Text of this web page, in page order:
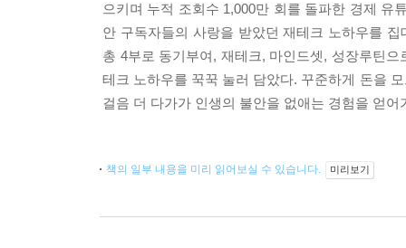
으키며 누적 조회수 1,000만 회를 돌파한 경제 유
안 구독자들의 사랑을 받았던 재테크 노하우를
총 4부로 동기부여, 재테크, 마인드셋, 성장루틴
테크 노하우를 꾹꾹 눌러 담았다. 꾸준하게 돈을
걸음 더 다가가 인생의 불안을 없애는 경험을 얻어
책의 일부 내용을 미리 읽어보실 수 있습니다. 미리보기